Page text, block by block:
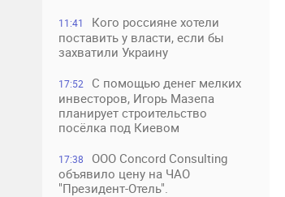
11:41
Кого россияне хотели
поставить у власти, если бы
захватили Украину
17:52
С помощью денег мелких
инвесторов, Игорь Мазепа
планирует строительство
посёлка под Киевом
17:38
ООО Concord Consulting
объявило цену на ЧАО
"Президент-Отель".